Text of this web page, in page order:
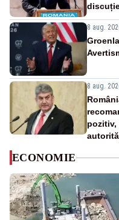
8 aug.
8 aug.
pozitiv,
ECONOMIE